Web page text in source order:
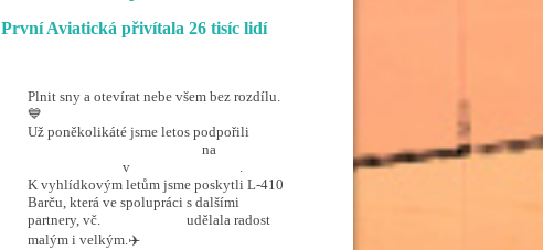
První Aviatická přivítala 26 tisíc lidí
Plnit sny a otevírat nebe všem bez rozdílu.
💙
Už poněkolikáté jsme letos podpořili
na
v
.
K vyhlídkovým letům jsme poskytli L-410
Barču, která ve spolupráci s dalšími
partnery, vč.
udělala radost
malým i velkým.✈️